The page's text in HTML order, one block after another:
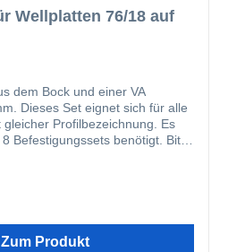
Wellplatten 76/18 auf
dem Bock und einer VA
alle
Profilbezeichnung. Es
Befestigungssets benötigt. Bitte
vorgebohrt werden müssen.
Lichtplatten besteht aus dem
5 mm vorgebohrt. Zum
Zum Produkt